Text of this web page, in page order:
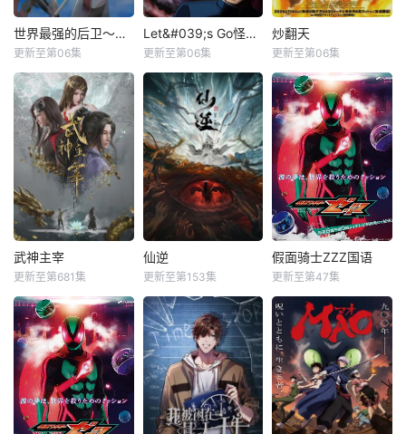
世界最强的后卫～迷宫国的新人探索者～
更新至第06集
Let&#039;s Go怪奇组
更新至第06集
炒翻天
更新至第06集
武神主宰
更新至第681集
仙逆
更新至第153集
假面骑士ZZZ国语
更新至第47集